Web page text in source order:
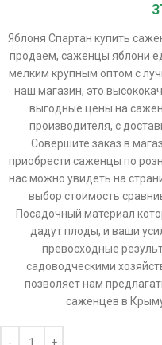
Яблоня Спартан купить
продаем, саженцы яблони
мелким крупным оптом с
наш магазин, это
выгодные цены на
производителя, с
Совершите заказ в
приобрести саженцы по
нас можно увидеть на
выбор стоимость
Посадочный материал
дадут плоды, и ваши
превосходные
садоводческими
позволяет нам
саженцев в